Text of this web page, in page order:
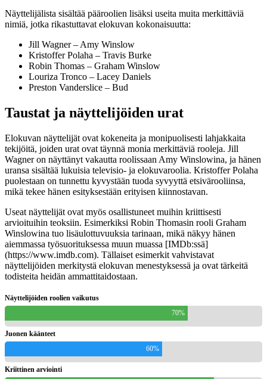
Näyttelijälista sisältää pääroolien lisäksi useita muita merkittäviä
nimiä, jotka rikastuttavat elokuvan kokonaisuutta:
Jill Wagner – Amy Winslow
Kristoffer Polaha – Travis Burke
Robin Thomas – Graham Winslow
Louriza Tronco – Lacey Daniels
Preston Vanderslice – Bud
Taustat ja näyttelijöiden urat
Elokuvan näyttelijät ovat kokeneita ja monipuolisesti lahjakkaita
tekijöitä, joiden urat ovat täynnä monia merkittäviä rooleja. Jill
Wagner on näyttänyt vakautta roolissaan Amy Winslowina, ja hänen
uransa sisältää lukuisia televisio- ja elokuvaroolia. Kristoffer Polaha
puolestaan on tunnettu kyvystään tuoda syvyyttä etsivärooliinsa,
mikä tekee hänen esityksestään erityisen kiinnostavan.
Useat näyttelijät ovat myös osallistuneet muihin kriittisesti
arvioituihin teoksiin. Esimerkiksi Robin Thomasin rooli Graham
Winslowina tuo lisäulottuvuuksia tarinaan, mikä näkyy hänen
aiemmassa työsuorituksessa muun muassa [IMDb:ssä]
(https://www.imdb.com). Tällaiset esimerkit vahvistavat
näyttelijöiden merkitystä elokuvan menestyksessä ja ovat tärkeitä
todisteita heidän ammattitaidostaan.
Näyttelijöiden roolien vaikutus
70%
Juonen käänteet
60%
Kriittinen arviointi